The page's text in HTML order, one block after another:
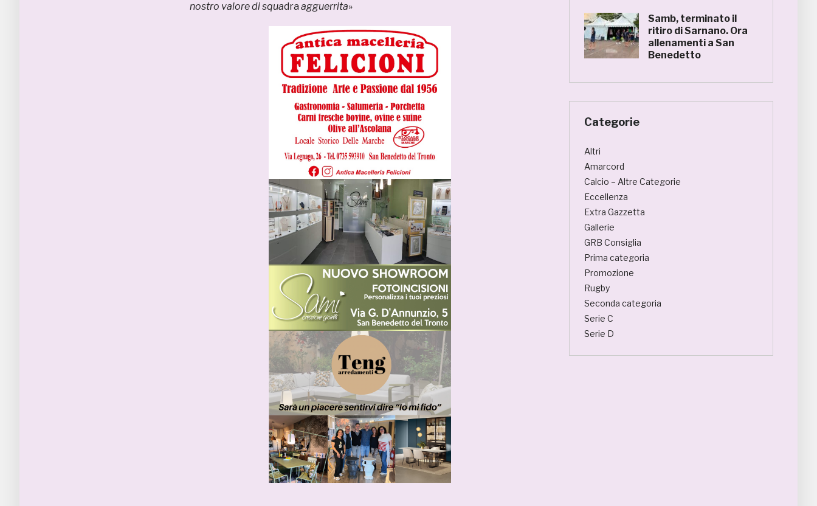
nostro valore di squadra agguerrita»
Samb, terminato il
ritiro di Sarnano. Ora
allenamenti a San
Benedetto
Categorie
Altri
Amarcord
Calcio – Altre Categorie
Eccellenza
Extra Gazzetta
Gallerie
GRB Consiglia
Prima categoria
Promozione
Rugby
Seconda categoria
Serie C
Serie D